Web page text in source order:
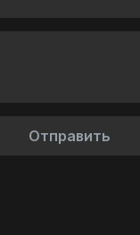
Отправить